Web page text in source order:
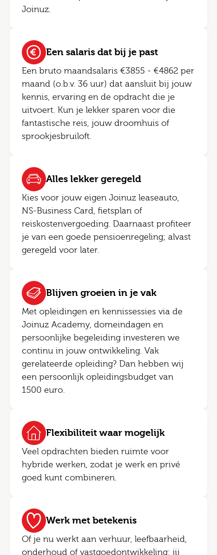
Joinuz.
Een salaris dat bij je past
Een bruto maandsalaris €3855 - €4862 per
maand (o.b.v. 36 uur) dat aansluit bij jouw
kennis, ervaring en de opdracht die je
uitvoert. Kun je lekker sparen voor die
fantastische reis, jouw droomhuis of
sprookjesbruiloft.
Alles lekker geregeld
Kies voor jouw eigen Joinuz leaseauto,
NS-Business Card, fietsplan of
reiskostenvergoeding. Daarnaast profiteer
je van een goede pensioenregeling; alvast
geregeld voor later.
Blijven groeien in je vak
Met opleidingen en kennissessies via de
Joinuz Academy, domeindagen en
persoonlijke begeleiding investeren we
continu in jouw ontwikkeling. Vak
gerelateerde opleiding? Dan hebben wij
een persoonlijk opleidingsbudget van
1500 euro.
Flexibiliteit waar mogelijk
Veel opdrachten bieden ruimte voor
hybride werken, zodat je werk en privé
goed kunt combineren.
Werk met betekenis
Of je nu werkt aan verhuur, leefbaarheid,
onderhoud of vastgoedontwikkeling: jij